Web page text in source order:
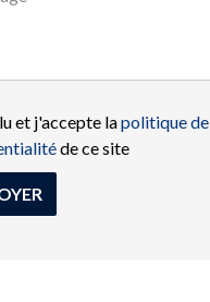
lu et j'accepte lapolitique de
de ce site